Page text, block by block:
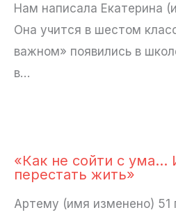
Нам написала Екатерина
Она учится в шестом
важном» появились в
в…
«Как не сойти с ума…
перестать жить»
Артему (имя изменено) 51